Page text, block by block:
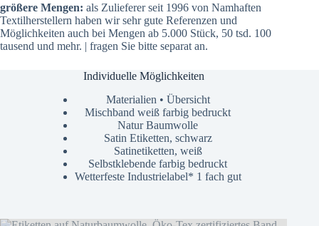
größere Mengen: als Zulieferer seit 1996 von Namhaften
Textilherstellern haben wir sehr gute Referenzen und
Möglichkeiten auch bei Mengen ab 5.000 Stück, 50 tsd. 100
tausend und mehr. | fragen Sie bitte separat an.
Individuelle Möglichkeiten
Materialien • Übersicht
Mischband weiß farbig bedruckt
Natur Baumwolle
Satin Etiketten, schwarz
Satinetiketten, weiß
Selbstklebende farbig bedruckt
Wetterfeste Industrielabel* 1 fach gut